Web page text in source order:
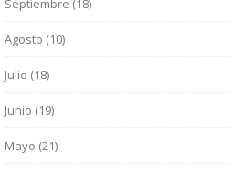
Enero (12)
Febrero (14)
Enero (2)
Febrero (16)
Mayo (15)
Abril (14)
Marzo (22)
Febrero (16)
Enero (14)
Junio (7)
Mayo (15)
Abril (14)
Marzo (11)
Febrero (16)
Septiembre (18)
Agosto (10)
Julio (18)
Junio (19)
Mayo (21)